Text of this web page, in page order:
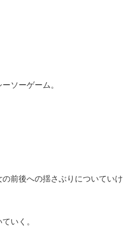
ソーゲーム。
の前後への揺さぶりについていけ
いく。